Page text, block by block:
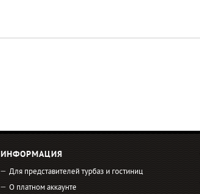
ИНФОРМАЦИЯ
Для представителей турбаз и гостиниц
О платном аккаунте